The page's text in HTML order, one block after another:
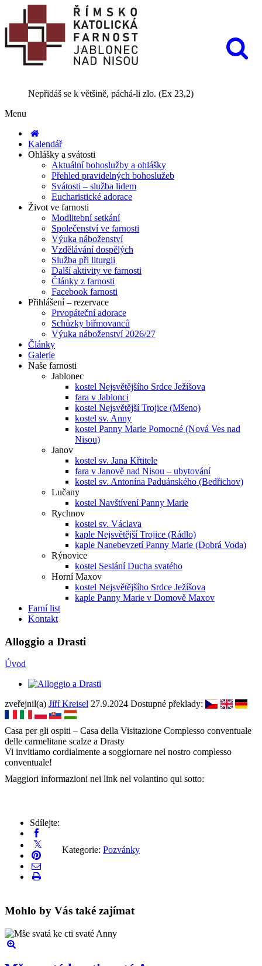
Nepřidáš se k většině, páchá-li zlo. (Ex 23,2)
Menu
Kalendář
Ohlášky a svátosti
Aktuální bohoslužby a ohlášky
Přehled pravidelných bohoslužeb
Svátosti – služba lidem
Eucharistické adorace
Život ve farnosti
Modlitební setkání
Společenství ve farnosti
Výuka náboženství
Vzdělávání dospělých
Služba při liturgii
Další aktivity ve farnosti
Články z farnosti
Facebook farnosti
Přihlášení – rezervace
Prvopáteční adorace
Schůzky biřmovanců
Výuka náboženství 2026/27
Články
Galerie
Naše farnosti
Jablonec
kostel Nejsvětějšího Srdce Ježíšova
fara v Jablonci
kostel Nejsvětější Trojice (Mšeno)
kostel sv. Anny
kostel Panny Marie Pomocné (Nová Ves nad
Nisou)
Janov
kostel sv. Jana Křtitele
fara v Janově nad Nisou – ubytování
kostel sv. Antonína Paduánského (Bedřichov)
Lučany
kostel Navštívení Panny Marie
Rychnov
kostel sv. Václava
kaple Nejsvětější Trojice (Rádlo)
kaple Nanebevzetí Panny Marie (Dobrá Voda)
Rýnovice
kostel Seslání Ducha svatého
Horní Maxov
kostel Nejsvětějšího Srdce Ježíšova
kaple Panny Marie v Domově Maxov
Farní list
Kontakt
Alloggio a Drasti
Úvod
zveřejnil(a) Jiří Kreisel 27.9.2024 Dostupné překlady:
Casa per gli ospiti – Casa della Visitazione Complesso conventuale
delle carmelitane scalze a Drasty
Vi invitiamo cordialmente a soggiornare nel nostro complesso
conventuale!
Maggiori informazioni nei link nel volantino qui sotto:
Sdílejte:
Kategorie: Pozvánky
Mohlo by Vás také zajímat